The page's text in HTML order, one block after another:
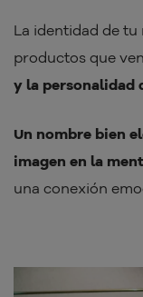
La identidad de
productos que
y la personalidad
Un nombre bien
imagen en la
una conexión